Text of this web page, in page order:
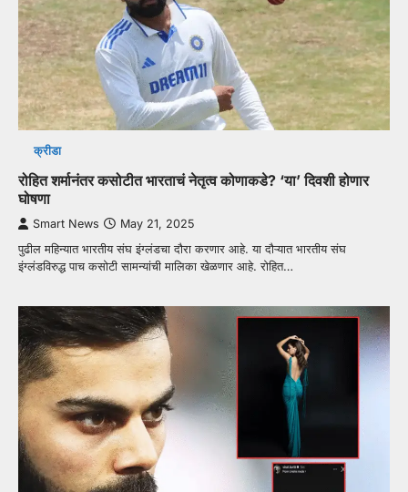
क्रीडा
रोहित शर्मानंतर कसोटीत भारताचं नेतृत्व कोणाकडे? ‘या’ दिवशी होणार
घोषणा
Smart News May 21, 2025
पुढील महिन्यात भारतीय संघ इंग्लंडचा दौरा करणार आहे. या दौऱ्यात भारतीय संघ
इंग्लंडविरुद्ध पाच कसोटी सामन्यांची मालिका खेळणार आहे. रोहित…